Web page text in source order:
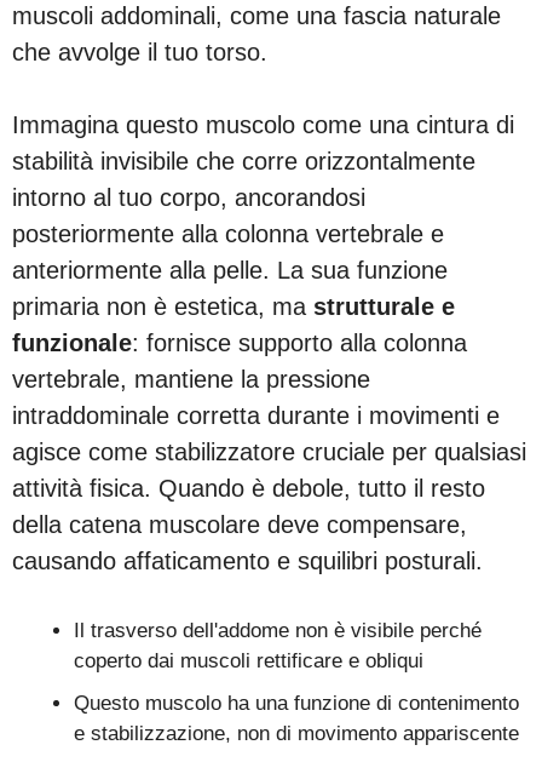
muscoli addominali, come una fascia naturale
che avvolge il tuo torso.
Immagina questo muscolo come una cintura di
stabilità invisibile che corre orizzontalmente
intorno al tuo corpo, ancorandosi
posteriormente alla colonna vertebrale e
anteriormente alla pelle. La sua funzione
primaria non è estetica, ma strutturale e
funzionale: fornisce supporto alla colonna
vertebrale, mantiene la pressione
intraddominale corretta durante i movimenti e
agisce come stabilizzatore cruciale per qualsiasi
attività fisica. Quando è debole, tutto il resto
della catena muscolare deve compensare,
causando affaticamento e squilibri posturali.
Il trasverso dell'addome non è visibile perché
coperto dai muscoli rettificare e obliqui
Questo muscolo ha una funzione di contenimento
e stabilizzazione, non di movimento appariscente